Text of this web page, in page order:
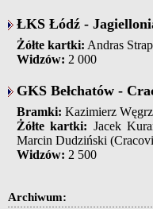
ŁKS Łódź -
Żółte kartki: Andras
Widzów: 2 000
GKS Bełchatów -
Bramki: Kazimierz
Żółte kartki: Jacek
Marcin Dudziński
Widzów: 2 500
Archiwum: